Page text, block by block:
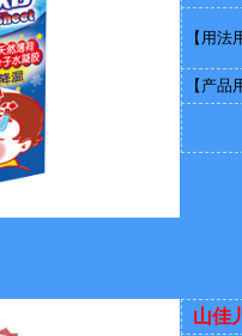
【用法
【产品
山佳